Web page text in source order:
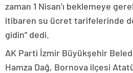
zaman 1 Nisan’ı beklemeye
itibaren su ücret tarifelerinde
gidin” dedi.
AK Parti İzmir Büyükşehir
Hamza Dağ, Bornova ilçesi